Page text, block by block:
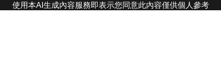
使用本AI生成內容服務即表示您同意此內容僅供個人參考